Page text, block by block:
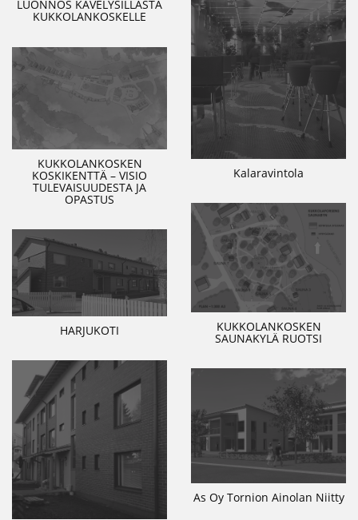
LUONNOS KÄVELYSILLASTA
KUKKOLANKOSKELLE
Kalaravintola
KUKKOLANKOSKEN
KOSKIKENTTÄ – VISIO
TULEVAISUUDESTA JA
OPASTUS
KUKKOLANKOSKEN
SAUNAKYLÄ RUOTSI
HARJUKOTI
As Oy Tornion Ainolan Niitty